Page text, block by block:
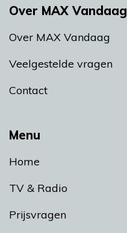
Menu
Home
TV & Radio
Prijsvragen
Over MAX Vandaag
Over MAX Vandaag
Veelgestelde vragen
Contact